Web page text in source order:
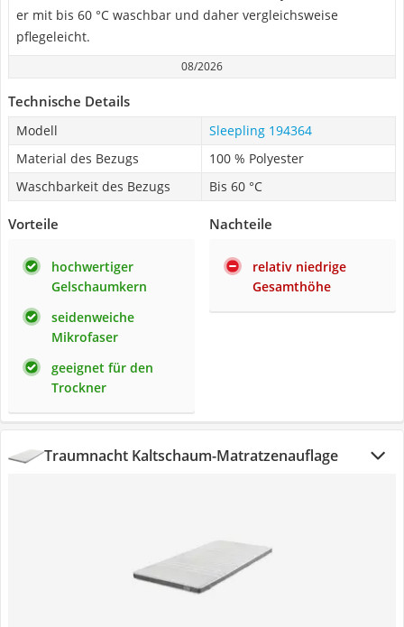
er mit bis 60 °C waschbar und daher vergleichsweise
pflegeleicht.
08/2026
Technische Details
Modell
Sleepling 194364
Material des Bezugs
100 % Polyester
Waschbarkeit des Bezugs
Bis 60 °C
Vorteile
hochwertiger
Gelschaumkern
seidenweiche
Mikrofaser
geeignet für den
Trockner
Nachteile
relativ niedrige
Gesamthöhe
Traumnacht Kaltschaum-Matratzenauflage